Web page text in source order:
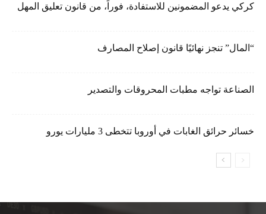
كركي يدعو المضمونين للاستفادة، فوراً، من قانون تعليق المهل
“المال” تنجز نهائيًا قانون إصلاح المصارف
الصناعة تواجه مطبات المحروقات والتصدير
خسائر حرائق الغابات في أوروبا تتخطى 3 مليارات يورو